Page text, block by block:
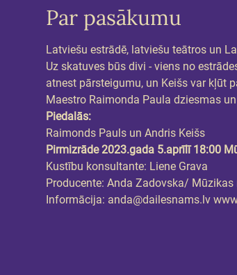
Par pasākumu
Latviešu estrādē, latviešu teātros un
Uz skatuves būs divi - viens no
atnest pārsteigumu, un Keišs var kļūt
Maestro Raimonda Paula dziesmas
Piedalās:
Raimonds Pauls un Andris Keišs
Pirmizrāde 2023.gada 5.aprīlī 18:00
Kustību konsultante: Liene Grava
Producente: Anda Zadovska/ Mūzikas
Informācija: anda@dailesnams.lv